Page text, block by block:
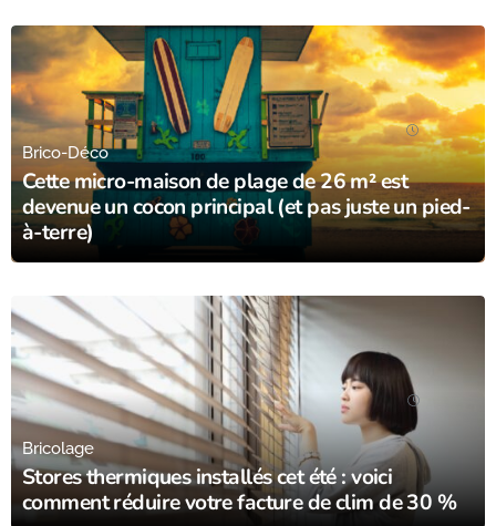
Cette micro-maison de plage de 26 m² est
devenue un cocon principal (et pas juste un pied-
à-terre)
Brico-Déco
28/06/25
Stores thermiques installés cet été : voici
comment réduire votre facture de clim de 30 %
Bricolage